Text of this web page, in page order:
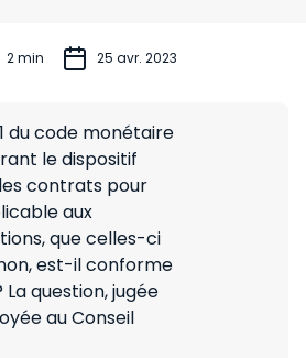
2 min 25 avr. 2023
du code monétaire
le dispositif
contrats pour
aux
que celles-ci
est-il conforme
question, jugée
au Conseil